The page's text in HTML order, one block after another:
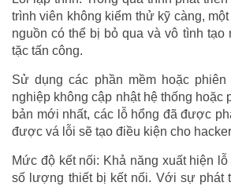
trình viên không kiểm thử kỹ càng,
nguồn có thể bị bỏ qua và vô tình tạo
tặc tấn công.
Sử dụng các phần mềm hoặc
nghiệp không cập nhật hệ thống hoặc
bản mới nhất, các lỗ hổng đã được
được vá lỗi sẽ tạo điều kiện cho
Mức độ kết nối: Khả năng xuất hiện
số lượng thiết bị kết nối. Với sự phát